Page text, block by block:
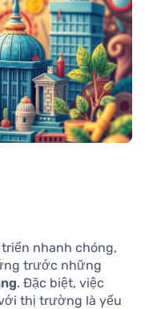
nhanh chóng,
trước những
. Đặc biệt, việc
thị trường là yếu